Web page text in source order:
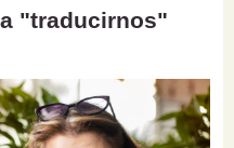
"traducirnos"